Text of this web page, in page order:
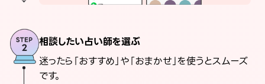
相談したい占い師を選ぶ
迷ったら「おすすめ」や「おまかせ」を使うとスムーズ
です。